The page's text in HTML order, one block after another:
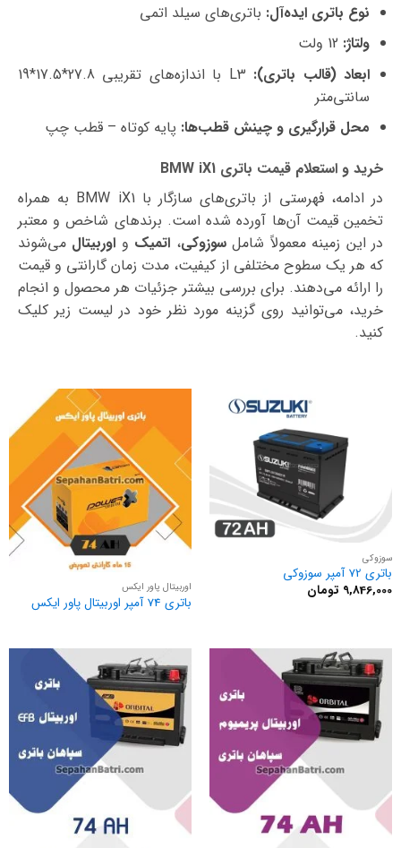
نوع باتری ایده‌آل: باتری‌های سیلد اتمی
ولتاژ:
ابعاد (قالب باتری):
L3 با اندازه‌های تقریبی 27.8*17.5*19
سانتی‌متر
محل قرارگیری و چینش قطب‌ها: پایه کوتاه – قطب چپ
خرید و استعلام قیمت باتری BMW iX1
در ادامه، فهرستی از باتری‌های سازگار با BMW iX1 به همراه
تخمین قیمت آن‌ها آورده شده است. برندهای شاخص و معتبر
در این زمینه معمولاً شاملسوزوکی، اتمیک و اوربیتال می‌شوند
که هر یک سطوح مختلفی از کیفیت، مدت زمان گارانتی و قیمت
را ارائه می‌دهند. برای بررسی بیشتر جزئیات هر محصول و انجام
خرید، می‌توانید روی گزینه مورد نظر خود در لیست زیر کلیک
کنید.
سوزوکی
باتری 72 آمپر سوزوکی
9,846,000 تومان اوربیتال پاور ایکس
باتری 74 آمپر اوربیتال پاور ایکس